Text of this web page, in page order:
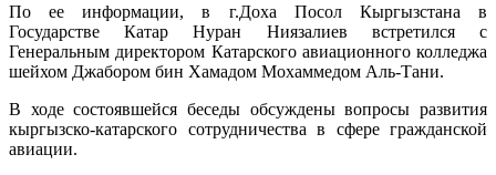
По ее информации, в г.Доха Посол Кыргызстана в
Государстве Катар Нуран Ниязалиев встретился с
Генеральным директором Катарского авиационного колледжа
шейхом Джабором бин Хамадом Мохаммедом Аль-Тани.
В ходе состоявшейся беседы обсуждены вопросы развития
кыргызско-катарского сотрудничества в сфере гражданской
авиации.